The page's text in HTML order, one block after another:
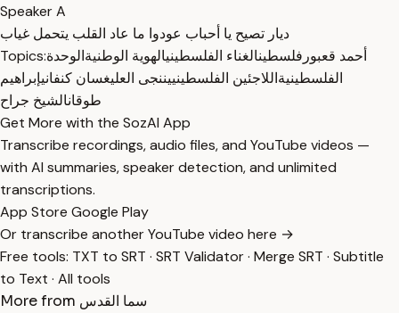
Speaker A
ديار تصيح يا أحباب عودوا ما عاد القلب يتحمل غياب
Topics:
أحمد قعبور فلسطينالغناء الفلسطينيالهوية الوطنيةالوحدة
الفلسطينيةاللاجئين الفلسطينييننجى العليغسان كنفانيإبراهيم
طوقانالشيخ جراح
Get More with the SozAI App
Transcribe recordings, audio files, and YouTube videos —
with AI summaries, speaker detection, and unlimited
transcriptions.
App Store Google Play
Or transcribe another YouTube video here →
Free tools: TXT to SRT · SRT Validator· Merge SRT · Subtitle
to Text · All tools
More from سما القدس